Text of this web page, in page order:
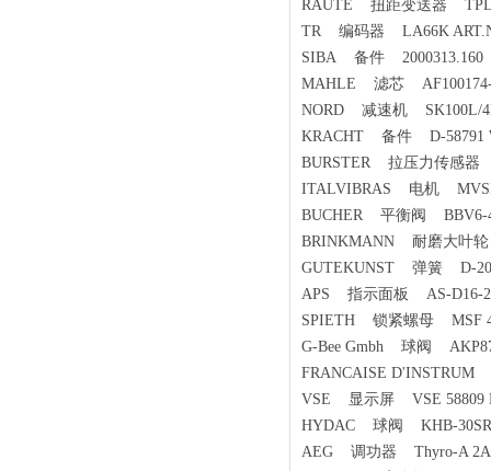
RAUTE 扭距变送器 TPL-
TR 编码器 LA66K
SIBA 备件 2000313.160
MAHLE 滤芯 AF100174-
NORD 减速机 SK100L/
KRACHT 备件 D-58791
BURSTER 拉压力传感器
ITALVIBRAS 电机 MVSI
BUCHER 平衡阀 BBV6-
BRINKMANN 耐磨大叶
GUTEKUNST 弹簧 D-
APS 指示面板 AS-D16-
SPIETH 锁紧螺母 MSF
G-Bee Gmbh 球阀
FRANCAISE
VSE 显示屏 VSE 58809
HYDAC 球阀 KHB-30SR-
AEG 调功器 Thyro-A 2A